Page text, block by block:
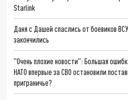
Starlink
Даня с Дашей спаслись от боевиков
закончились
"Очень плохие новости": Большая
НАТО впервые за СВО остановили
приграничье?